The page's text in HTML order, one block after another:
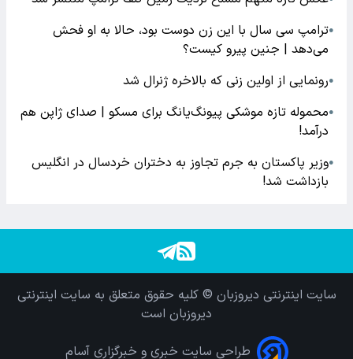
●ترامپ سی سال با این زن دوست بود، حالا به او فحش
می‌دهد | جنین پیرو کیست؟
●رونمایی از اولین زنی که بالاخره ژنرال شد
●محموله تازه موشکی پیونگ‌یانگ برای مسکو | صدای ژاپن هم
درآمد!
●وزیر پاکستان به جرم تجاوز به دختران خردسال در انگلیس
بازداشت شد!
سایت اینترنتی دیروزبان © کلیه حقوق متعلق به سایت اینترنتی
دیروزبان است
طراحی سایت خبری و خبرگزاری آسام